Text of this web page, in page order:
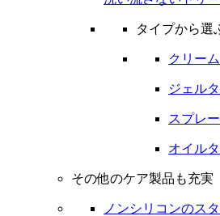
タイプから選
クリー
ジェル
スプレ
オイル
その他のケア製品も充実
ノンシリコンのス